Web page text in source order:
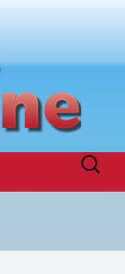
Suchen